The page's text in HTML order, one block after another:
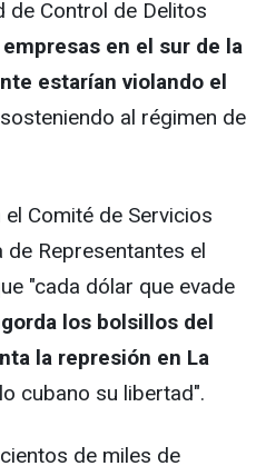
de Control de Delitos
en el sur de la
estarían violando el
al régimen de
el Comité de Servicios
de Representantes el
"cada dólar que evade
los bolsillos del
la represión en La
cubano su libertad".
de miles de